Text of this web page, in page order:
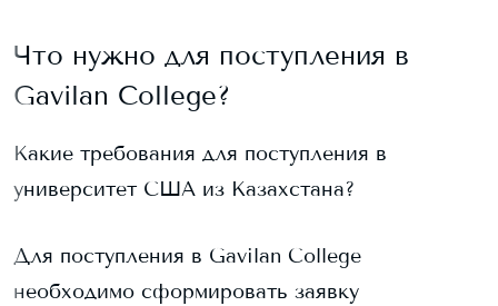
Что нужно для поступления в
Gavilan College?
Какие требования для поступления в
университет США из Казахстана?
Для поступления в Gavilan College
необходимо сформировать заявку